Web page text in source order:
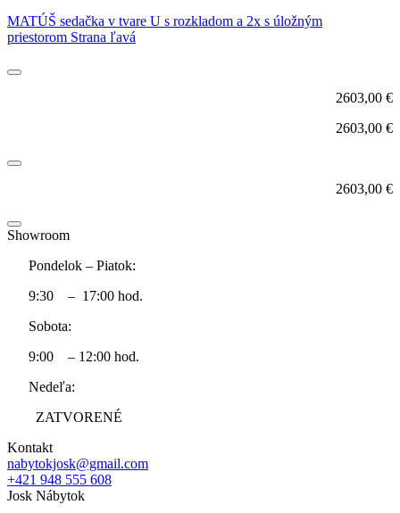
MATÚŠ sedačka v tvare U s rozkladom a 2x s úložným
priestorom Strana ľavá
2603,00 €
2603,00 €
2603,00 €
Showroom
Pondelok – Piatok:
9:30 – 17:00 hod.
Sobota:
9:00 – 12:00 hod.
Nedeľa:
ZATVORENÉ
Kontakt
nabytokjosk@gmail.com
+421 948 555 608
Josk Nábytok